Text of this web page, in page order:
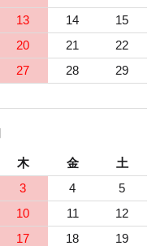
13 14
15
20 21
22
27 28
29
木 金
土
3 4
5
10 11
12
17 18
19